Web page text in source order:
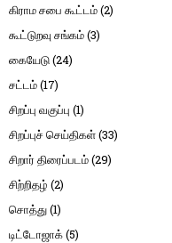
கிராம சபை கூட்டம்(2)
கூட்டுறவு சங்கம்(3)
கையேடு(24)
சட்டம்(17)
சிறப்பு வகுப்பு (1)
சிறப்புச் செய்திகள்(33)
சிறார் திரைப்படம்(29)
சிற்றிதழ் (2)
சொத்து(1)
டிட்டோஜாக்(5)